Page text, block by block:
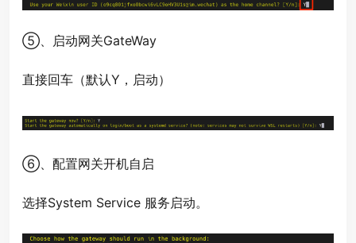
⑤、启动网关GateWay
直接回车（默认Y，启动）
⑥、配置网关开机自启
选择System Service 服务启动。